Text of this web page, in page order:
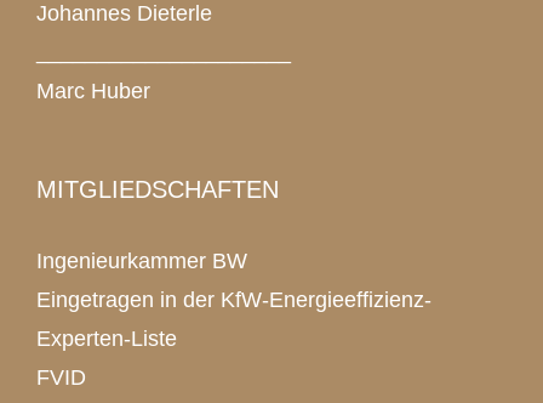
Johannes Dieterle
Marc Huber
MITGLIEDSCHAFTEN
Ingenieurkammer BW
Eingetragen in der KfW-Energieeffizienz-
Experten-Liste
FVID